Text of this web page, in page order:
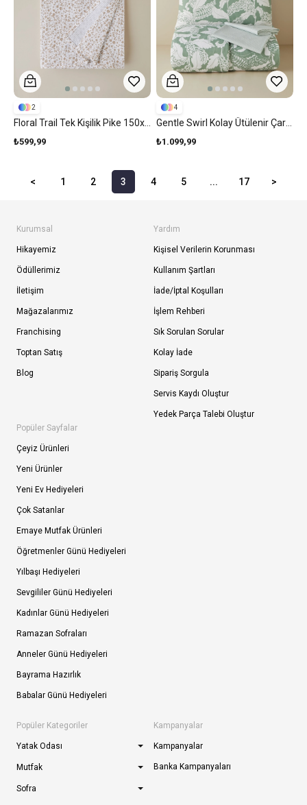
₺599,99
2
₺1.099,99
4
< 1 2 3 4 5 ... 17 >
Kurumsal
Hikayemiz
Ödüllerimiz
İletişim
Mağazalarımız
Franchising
Toptan Satış
Blog
Yardım
Kişisel Verilerin Korunması
Kullanım Şartları
İade/İptal Koşulları
İşlem Rehberi
Sık Sorulan Sorular
Kolay İade
Sipariş Sorgula
Servis Kaydı Oluştur
Yedek Parça Talebi Oluştur
Popüler Sayfalar
Çeyiz Ürünleri
Yeni Ürünler
Yeni Ev Hediyeleri
Çok Satanlar
Emaye Mutfak Ürünleri
Öğretmenler Günü Hediyeleri
Yılbaşı Hediyeleri
Sevgililer Günü Hediyeleri
Kadınlar Günü Hediyeleri
Ramazan Sofraları
Anneler Günü Hediyeleri
Bayrama Hazırlık
Babalar Günü Hediyeleri
Popüler Kategoriler
Yatak Odası
Mutfak
Sofra
Kampanyalar
Kampanyalar
Banka Kampanyaları